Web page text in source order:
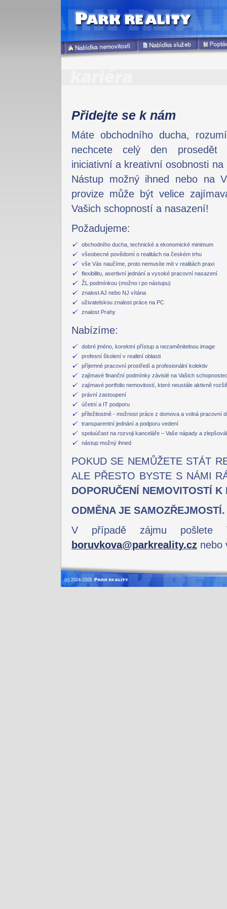
Přidejte se k nám
Máte obchodního ducha,
nechcete celý den prosedět
iniciativní a kreativní osobnosti
Nástup možný ihned nebo na
provize může být velice
Vašich schopností a nasazení!
Požadujeme:
obchodního ducha, technické a ekonomické minimum
všeobecné povědomí o realitách na českém trhu
vše Vás naučíme, proto nemusíte mít v realitách praxi
flexibilitu, asertivní jednání a vysoké pracovní nasazení
ŽL podmínkou (možno i po nástupu)
znalost AJ nebo NJ vítána
uživatelskou znalost práce na PC
znalost Prahy
Nabízíme:
dobré jméno, korektní přístup a nezaměnitelnou image
profesní školení v realitní oblasti
příjemné pracovní prostředí a profesionální kolektiv
zajímavé finanční podmínky závislé na Vašich
zajímavé portfolio nemovitostí, které neustále aktivně
právní zastoupení
účetní a IT podporu
příležitostně - možnost práce z domova a volná pracovní
transparentní jednání a podporu vedení
spoluúčast na rozvoji kanceláře – Vaše nápady a
nástup možný ihned
POKUD SE NEMŮŽETE STÁT
ALE PŘESTO BYSTE S NÁMI
DOPORUČENÍ NEMOVITOSTÍ
ODMĚNA JE SAMOZŘEJMOSTÍ.
V případě zájmu pošlete
boruvkova@parkreality.cz nebo